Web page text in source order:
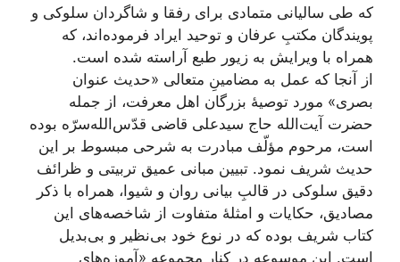
که طی سالیانی متمادی برای رفقا و شاگردان سلوکی و
پویندگان مکتبِ عرفان و توحید ایراد فرموده‌اند، که
همراه با ویرایش به زیور طبع آراسته شده است.
از آنجا که عمل به مضامینِ متعالی «حدیث عنوان
بصری» مورد توصیۀ بزرگان اهل معرفت، از جمله
حضرت آیت‌الله حاج سید‌علی قاضی قدّس‌الله‌سرّه بوده‌
است، مرحوم مؤلّف مبادرت به شرحی مبسوط بر این
حدیث شریف نمود. تبیین مبانی عمیق تربیتی و ظرائف
دقیق سلوکی در قالبِ بیانی روان و شیوا، همراه با ذکر
مصادیق، حکایات و امثلۀ متفاوت از شاخصه‌های این
کتاب شریف بوده که در نوع خود بی‌نظیر و بی‌بدیل
است. این موسوعه در کنار مجموعه «آموزه‌های